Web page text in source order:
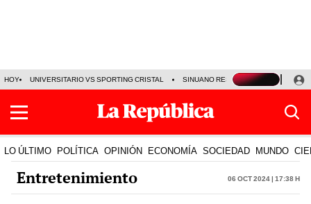
HOY UNIVERSITARIO VS SPORTING CRISTAL SINUANO RESULTADOS HOY
LO ÚLTIMO POLÍTICA OPINIÓN ECONOMÍA SOCIEDAD MUNDO
Entretenimiento 06 Oct 2024 | 17:38 h